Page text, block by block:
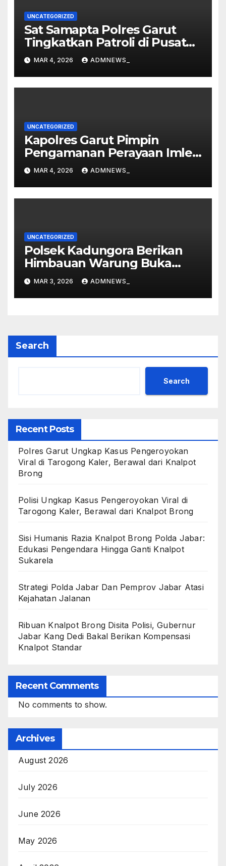
UNCATEGORIZED
Sat Samapta Polres Garut
Tingkatkan Patroli di Pusat
Perbelanjaan
MAR 4, 2026 ADMNEWS_
UNCATEGORIZED
Kapolres Garut Pimpin
Pengamanan Perayaan Imlek
dan Malam Cap Go Meh
2577/2026 di Vihara Dharma
Loka
MAR 4, 2026 ADMNEWS_
UNCATEGORIZED
Polsek Kadungora Berikan
Himbauan Warung Buka
Siang Hari
MAR 3, 2026 ADMNEWS_
Search
Search
Recent Posts
Polres Garut Ungkap Kasus Pengeroyokan
Viral di Tarogong Kaler, Berawal dari Knalpot
Brong
Polisi Ungkap Kasus Pengeroyokan Viral di
Tarogong Kaler, Berawal dari Knalpot Brong
Sisi Humanis Razia Knalpot Brong Polda Jabar:
Edukasi Pengendara Hingga Ganti Knalpot
Sukarela
Strategi Polda Jabar Dan Pemprov Jabar Atasi
Kejahatan Jalanan
Ribuan Knalpot Brong Disita Polisi, Gubernur
Jabar Kang Dedi Bakal Berikan Kompensasi
Knalpot Standar
Recent Comments
No comments to show.
Archives
August 2026
July 2026
June 2026
May 2026